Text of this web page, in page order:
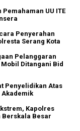
UU ITE
Penyerahan
Serang Kota
Pelanggaran
Ditangani Bid
Penyelidikan Atas
Akademik
Kapolres
Berskala Besar